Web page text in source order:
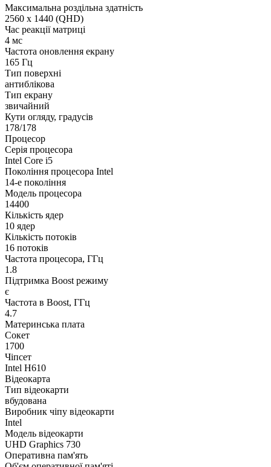
Максимальна роздільна здатність
2560 x 1440 (QHD)
Час реакції матриці
4 мс
Частота оновлення екрану
165 Гц
Тип поверхні
антиблікова
Тип екрану
звичайний
Кути огляду, градусів
178/178
Процесор
Серія процесора
Intel Core i5
Покоління процесора Intel
14-е покоління
Модель процесора
14400
Кількість ядер
10 ядер
Кількість потоків
16 потоків
Частота процесора, ГГц
1.8
Підтримка Boost режиму
є
Частота в Boost, ГГц
4.7
Материнська плата
Сокет
1700
Чіпсет
Intel H610
Відеокарта
Тип відеокарти
вбудована
Виробник чіпу відеокарти
Intel
Модель відеокарти
UHD Graphics 730
Оперативна пам'ять